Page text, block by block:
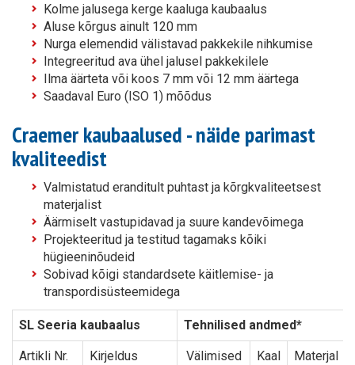
Kolme jalusega kerge kaaluga kaubaalus
Aluse kõrgus ainult 120 mm
Nurga elemendid välistavad pakkekile nihkumise
Integreeritud ava ühel jalusel pakkekilele
Ilma äärteta või koos 7 mm või 12 mm äärtega
Saadaval Euro (ISO 1) mõõdus
Craemer kaubaalused - näide parimast
kvaliteedist
Valmistatud eranditult puhtast ja kõrgkvaliteetsest
materjalist
Äärmiselt vastupidavad ja suure kandevõimega
Projekteeritud ja testitud tagamaks kõiki
hügieeninõudeid
Sobivad kõigi standardsete käitlemise- ja
transpordisüsteemidega
SL Seeria kaubaalus Tehnilised andmed*
Artikli Nr. Kirjeldus
Välimised
Kaal
Materjal